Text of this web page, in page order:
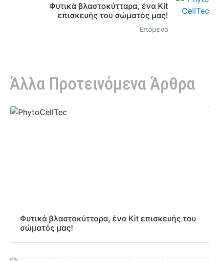
Φυτικά βλαστοκύτταρα, ένα Κit
επισκευής του σώματός μας!
Επόμενο
Άλλα Προτεινόμενα Άρθρα
Φυτικά βλαστοκύτταρα, ένα Κit επισκευής του
σώματός μας!